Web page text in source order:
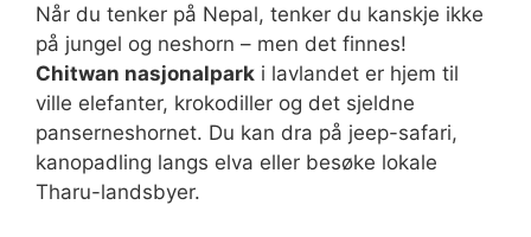
Når du tenker på Nepal, tenker du kanskje ikke
på jungel og neshorn – men det finnes!
Chitwan nasjonalpark i lavlandet er hjem til
ville elefanter, krokodiller og det sjeldne
panserneshornet. Du kan dra på jeep-safari,
kanopadling langs elva eller besøke lokale
Tharu-landsbyer.